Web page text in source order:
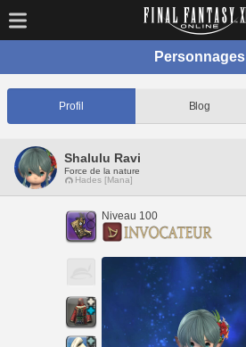
Personnages
Profil Blog
Shalulu Ravi
Force de la nature
Hades [Mana]
Niveau 100